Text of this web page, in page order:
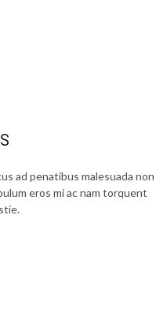
ad penatibus malesuada non
eros mi ac nam torquent